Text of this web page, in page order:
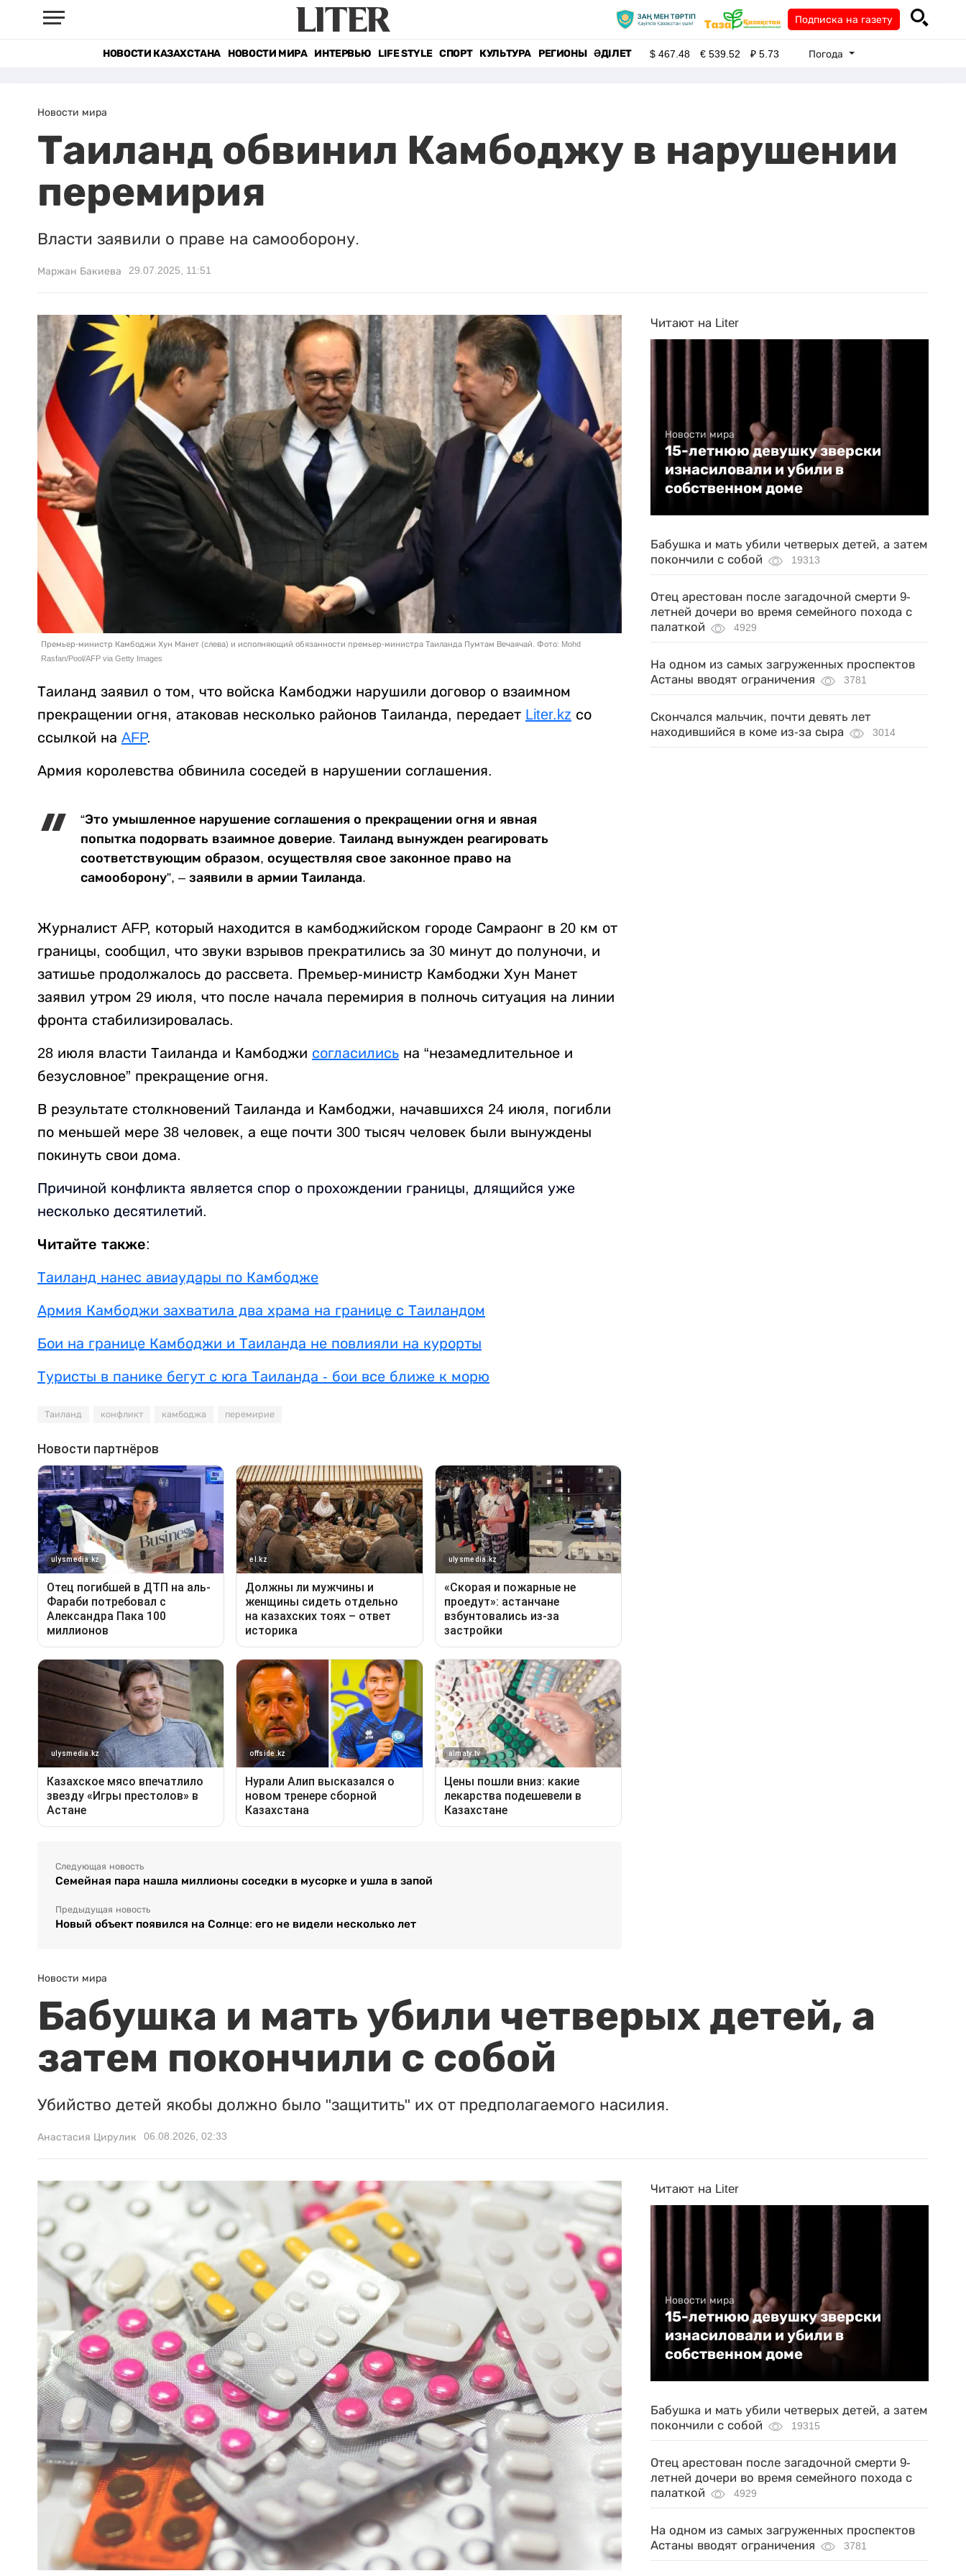
Подписка на газету
НОВОСТИ КАЗАХСТАНА НОВОСТИ МИРА ИНТЕРВЬЮ LIFE STYLE СПОРТ КУЛЬТУРА РЕГИОНЫ ӘДІЛЕТ $467.48 €539.52 ₽5.73 Погода
Новости мира
Таиланд обвинил Камбоджу в нарушении
перемирия
Власти заявили о праве на самооборону.
Маржан Бакиева 29.07.2025, 11:51
Премьер-министр Камбоджи Хун Манет (слева) и исполняющий обязанности премьер-министра Таиланда Пумтам Вечаячай. Фото: Mohd
Rasfan/Pool/AFP via Getty Images
Таиланд заявил о том, что войска Камбоджи нарушили договор о взаимном
прекращении огня, атаковав несколько районов Таиланда, передает Liter.kz со
ссылкой на AFP.
Армия королевства обвинила соседей в нарушении соглашения.
“Это умышленное нарушение соглашения о прекращении огня и явная
попытка подорвать взаимное доверие. Таиланд вынужден реагировать
соответствующим образом, осуществляя свое законное право на
самооборону”, – заявили в армии Таиланда.
Журналист AFP, который находится в камбоджийском городе Самраонг в 20 км от
границы, сообщил, что звуки взрывов прекратились за 30 минут до полуночи, и
затишье продолжалось до рассвета. Премьер-министр Камбоджи Хун Манет
заявил утром 29 июля, что после начала перемирия в полночь ситуация на линии
фронта стабилизировалась.
28 июля власти Таиланда и Камбоджи согласились на “незамедлительное и
безусловное” прекращение огня.
В результате столкновений Таиланда и Камбоджи, начавшихся 24 июля, погибли
по меньшей мере 38 человек, а еще почти 300 тысяч человек были вынуждены
покинуть свои дома.
Причиной конфликта является спор о прохождении границы, длящийся уже
несколько десятилетий.
Читайте также:
Таиланд нанес авиаудары по Камбодже
Армия Камбоджи захватила два храма на границе с Таиландом
Бои на границе Камбоджи и Таиланда не повлияли на курорты
Туристы в панике бегут с юга Таиланда - бои все ближе к морю
Таиланд конфликт камбоджа перемирие
Следующая новость
Семейная пара нашла миллионы соседки в мусорке и ушла в запой
Предыдущая новость
Новый объект появился на Солнце: его не видели несколько лет
Читают на Liter
Новости мира
15-летнюю девушку зверски
изнасиловали и убили в
собственном доме
Бабушка и мать убили четверых детей, а затем
покончили с собой
19313
Отец арестован после загадочной смерти 9-
летней дочери во время семейного похода с
палаткой
4929
На одном из самых загруженных проспектов
Астаны вводят ограничения
3781
Скончался мальчик, почти девять лет
находившийся в коме из-за сыра
3014
Новости мира
Бабушка и мать убили четверых детей, а
затем покончили с собой
Убийство детей якобы должно было "защитить" их от предполагаемого насилия.
Анастасия Цирулик 06.08.2026, 02:33
Читают на Liter
Новости мира
15-летнюю девушку зверски
изнасиловали и убили в
собственном доме
Бабушка и мать убили четверых детей, а затем
покончили с собой
19315
Отец арестован после загадочной смерти 9-
летней дочери во время семейного похода с
палаткой
4929
На одном из самых загруженных проспектов
Астаны вводят ограничения
3781